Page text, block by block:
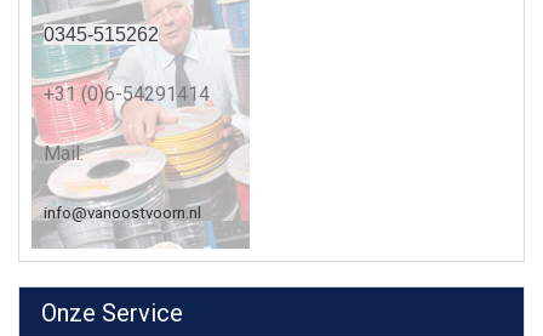
0345-515262
+31 (0)6-54291414
Mail:
info@vanoostvoorn.nl
Onze Service